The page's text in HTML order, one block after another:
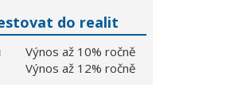
do realit
Výnos až 10% ročně
Výnos až 12% ročně